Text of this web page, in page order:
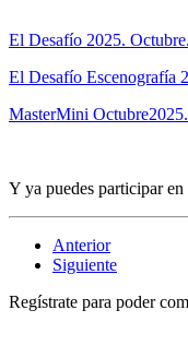
El Desafío 2025. Octubre.
El Desafío Escenografía
MasterMini
Y ya puedes participar
Anterior
Siguiente
Regístrate para poder